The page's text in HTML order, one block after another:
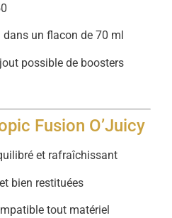
dans un flacon de 70 ml
possible de boosters
Fusion O’Juicy
et rafraîchissant
bien restituées
tout matériel